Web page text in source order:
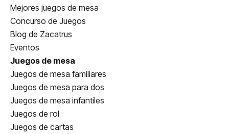
Mejores juegos de mesa
Concurso de Juegos
Blog de Zacatrus
Eventos
Juegos de mesa
Juegos de mesa familiares
Juegos de mesa para dos
Juegos de mesa infantiles
Juegos de rol
Juegos de cartas